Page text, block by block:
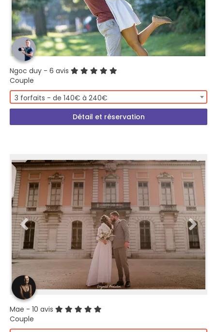
Ngoc duy - 6 avis
Couple
3 forfaits - de 140€ à 240€
Détail et réservation
Mae - 10 avis
Couple